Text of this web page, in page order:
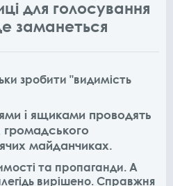
для голосування
заманеться
зробити "видимість
і ящиками проводять
громадського
майданчиках.
та пропаганди. А
вирішено. Справжня